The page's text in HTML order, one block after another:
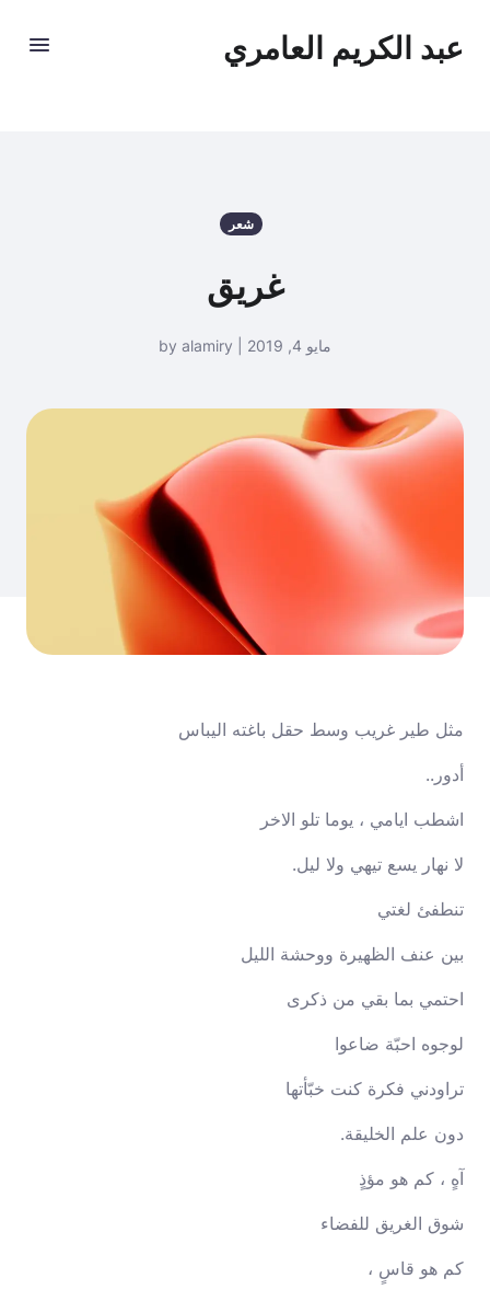
عبد الكريم العامري
شعر
غريق
مايو 4, 2019 | by alamiry
مثل طير غريب وسط حقل باغته اليباس
أدور..
اشطب ايامي ، يوما تلو الاخر
لا نهار يسع تيهي ولا ليل.
تنطفئ لغتي
بين عنف الظهيرة ووحشة الليل
احتمي بما بقي من ذكرى
لوجوه احبّة ضاعوا
تراودني فكرة كنت خبّأتها
دون علم الخليقة.
آهٍ ، كم هو مؤذٍ
شوق الغريق للفضاء
كم هو قاسٍ ،